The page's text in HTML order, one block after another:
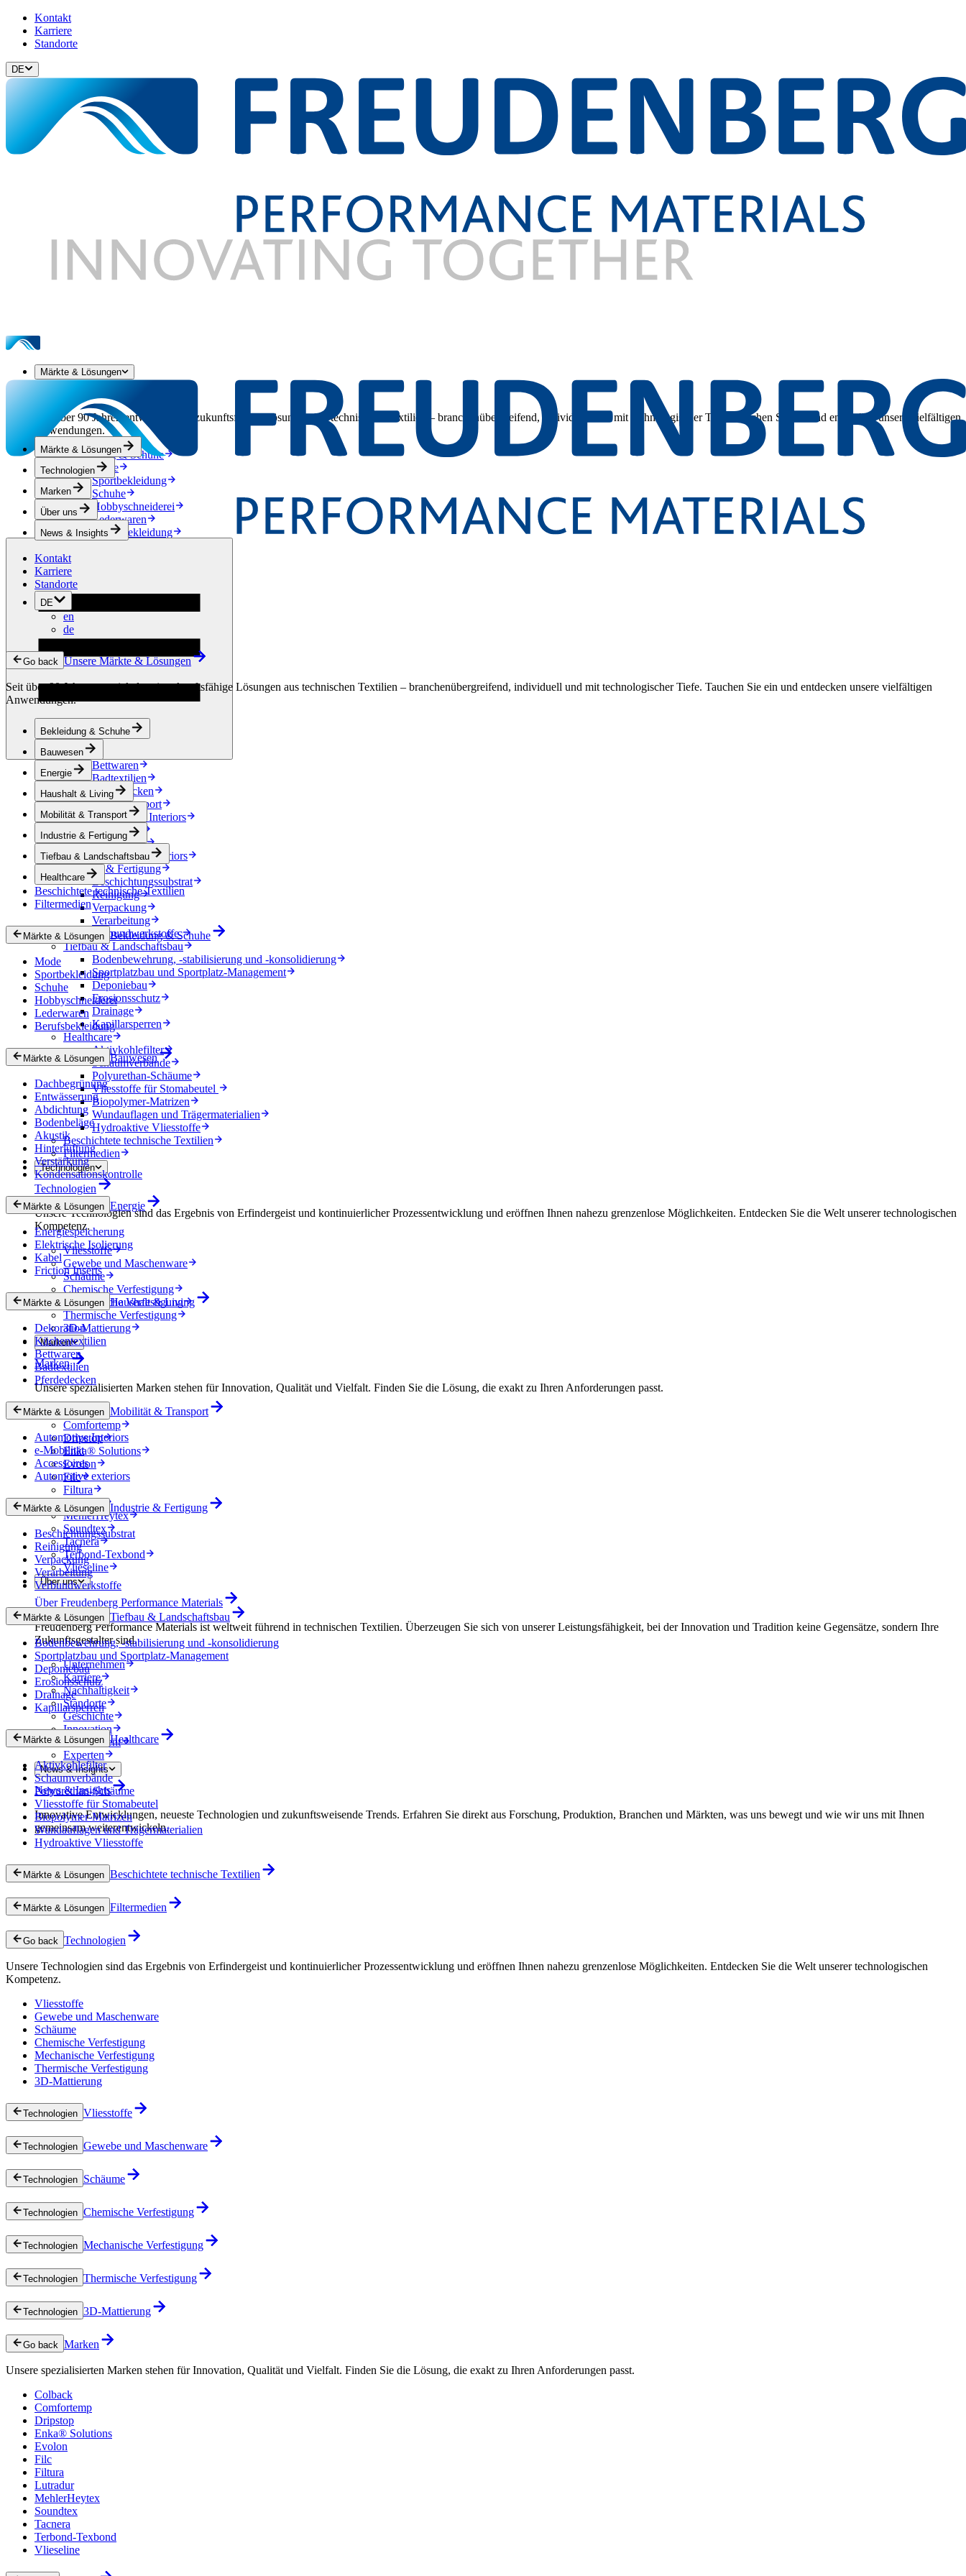
Kontakt
Karriere
Standorte
DE
Märkte & Lösungen
Seit über 90 Jahren entwickeln wir zukunftsfähige Lösungen aus technischen Textilien – branchenübergreifend, individuell und mit technologischer Tiefe. Tauchen Sie ein und entdecken unsere vielfältigen
Anwendungen.
Bekleidung & Schuhe
Mode
Sportbekleidung
Schuhe
Hobbyschneiderei
Lederwaren
Berufsbekleidung
Bodenbeläge
Akustik
Verstärkung
Kondensationskontrolle
Energie
Elektrische Isolierung
Kabel
Haushalt & Living
Dekoration
Küchentextilien
Bettwaren
Badtextilien
Pferdedecken
Mobilität & Transport
Automotive Interiors
e-Mobilität
Accessoires
Automotive exteriors
Industrie & Fertigung
Beschichtungssubstrat
Reinigung
Verpackung
Verarbeitung
Verbundwerkstoffe
Tiefbau & Landschaftsbau
Bodenbewehrung, -stabilisierung und -konsolidierung
Sportplatzbau und Sportplatz-Management
Deponiebau
Erosionsschutz
Drainage
Kapillarsperren
Healthcare
Aktivkohlefilter
Schaumverbände
Polyurethan-Schäume
Vliesstoffe für Stomabeutel
Biopolymer-Matrizen
Wundauflagen und Trägermaterialien
Hydroaktive Vliesstoffe
Beschichtete technische Textilien
Filtermedien
Technologien
Technologien
Unsere Technologien sind das Ergebnis von Erfindergeist und kontinuierlicher Prozessentwicklung und eröffnen Ihnen nahezu grenzenlose Möglichkeiten. Entdecken Sie die Welt unserer technologischen
Kompetenz.
Vliesstoffe
Gewebe und Maschenware
Schäume
Chemische Verfestigung
Mechanische Verfestigung
Thermische Verfestigung
3D-Mattierung
Marken
Marken
Unsere spezialisierten Marken stehen für Innovation, Qualität und Vielfalt. Finden Sie die Lösung, die exakt zu Ihren Anforderungen passt.
Colback
Comfortemp
Dripstop
Enka® Solutions
Evolon
Filc
Filtura
Lutradur
MehlerHeytex
Soundtex
Tacnera
Terbond-Texbond
Vlieseline
Über uns
Über Freudenberg Performance Materials
Freudenberg Performance Materials ist weltweit führend in technischen Textilien. Überzeugen Sie sich von unserer Leistungsfähigkeit, bei der Innovation und Tradition keine Gegensätze, sondern Ihre
Zukunftsgestalter sind.
Unternehmen
Karriere
Nachhaltigkeit
Standorte
Geschichte
Innovation
Procurement
Experten
News & Insights
News & Insights
Innovative Entwicklungen, neueste Technologien und zukunftsweisende Trends. Erfahren Sie direkt aus Forschung, Produktion, Branchen und Märkten, was uns bewegt und wie wir uns mit Ihnen
gemeinsam weiterentwickeln.
Märkte & Lösungen
Technologien
Marken
Über uns
News & Insights
Kontakt
Karriere
Standorte
DE
en
de
Go back Unsere Märkte & Lösungen
Seit über 90 Jahren entwickeln wir zukunftsfähige Lösungen aus technischen Textilien – branchenübergreifend, individuell und mit technologischer Tiefe. Tauchen Sie ein und entdecken unsere vielfältigen
Anwendungen.
Bekleidung & Schuhe
Bauwesen
Energie
Haushalt & Living
Mobilität & Transport
Industrie & Fertigung
Tiefbau & Landschaftsbau
Healthcare
Beschichtete technische Textilien
Filtermedien
Märkte & Lösungen Bekleidung & Schuhe
Mode
Sportbekleidung
Schuhe
Hobbyschneiderei
Lederwaren
Berufsbekleidung
Märkte & Lösungen Bauwesen
Dachbegrünung
Entwässerung
Abdichtung
Bodenbeläge
Akustik
Hinterlüftung
Verstärkung
Kondensationskontrolle
Märkte & Lösungen Energie
Energiespeicherung
Elektrische Isolierung
Kabel
Friction Inserts
Märkte & Lösungen Haushalt & Living
Dekoration
Küchentextilien
Bettwaren
Badtextilien
Pferdedecken
Märkte & Lösungen Mobilität & Transport
Automotive Interiors
e-Mobilität
Accessoires
Automotive exteriors
Märkte & Lösungen Industrie & Fertigung
Beschichtungssubstrat
Reinigung
Verpackung
Verarbeitung
Verbundwerkstoffe
Märkte & Lösungen Tiefbau & Landschaftsbau
Bodenbewehrung, -stabilisierung und -konsolidierung
Sportplatzbau und Sportplatz-Management
Deponiebau
Erosionsschutz
Drainage
Kapillarsperren
Märkte & Lösungen Healthcare
Aktivkohlefilter
Schaumverbände
Polyurethan-Schäume
Vliesstoffe für Stomabeutel
Biopolymer-Matrizen
Wundauflagen und Trägermaterialien
Hydroaktive Vliesstoffe
Märkte & Lösungen Beschichtete technische Textilien
Märkte & Lösungen Filtermedien
Go back Technologien
Unsere Technologien sind das Ergebnis von Erfindergeist und kontinuierlicher Prozessentwicklung und eröffnen Ihnen nahezu grenzenlose Möglichkeiten. Entdecken Sie die Welt unserer technologischen
Kompetenz.
Vliesstoffe
Gewebe und Maschenware
Schäume
Chemische Verfestigung
Mechanische Verfestigung
Thermische Verfestigung
3D-Mattierung
Technologien Vliesstoffe
Technologien Gewebe und Maschenware
Technologien Schäume
Technologien Chemische Verfestigung
Technologien Mechanische Verfestigung
Technologien Thermische Verfestigung
Technologien 3D-Mattierung
Go back Marken
Unsere spezialisierten Marken stehen für Innovation, Qualität und Vielfalt. Finden Sie die Lösung, die exakt zu Ihren Anforderungen passt.
Colback
Comfortemp
Dripstop
Enka® Solutions
Evolon
Filc
Filtura
Lutradur
MehlerHeytex
Soundtex
Tacnera
Terbond-Texbond
Vlieseline